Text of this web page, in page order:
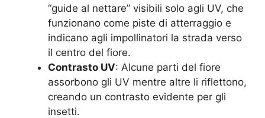
“guide al nettare” visibili solo agli UV, che
funzionano come piste di atterraggio e
indicano agli impollinatori la strada verso
il centro del fiore.
Contrasto UV: Alcune parti del fiore
assorbono gli UV mentre altre li riflettono,
creando un contrasto evidente per gli
insetti.